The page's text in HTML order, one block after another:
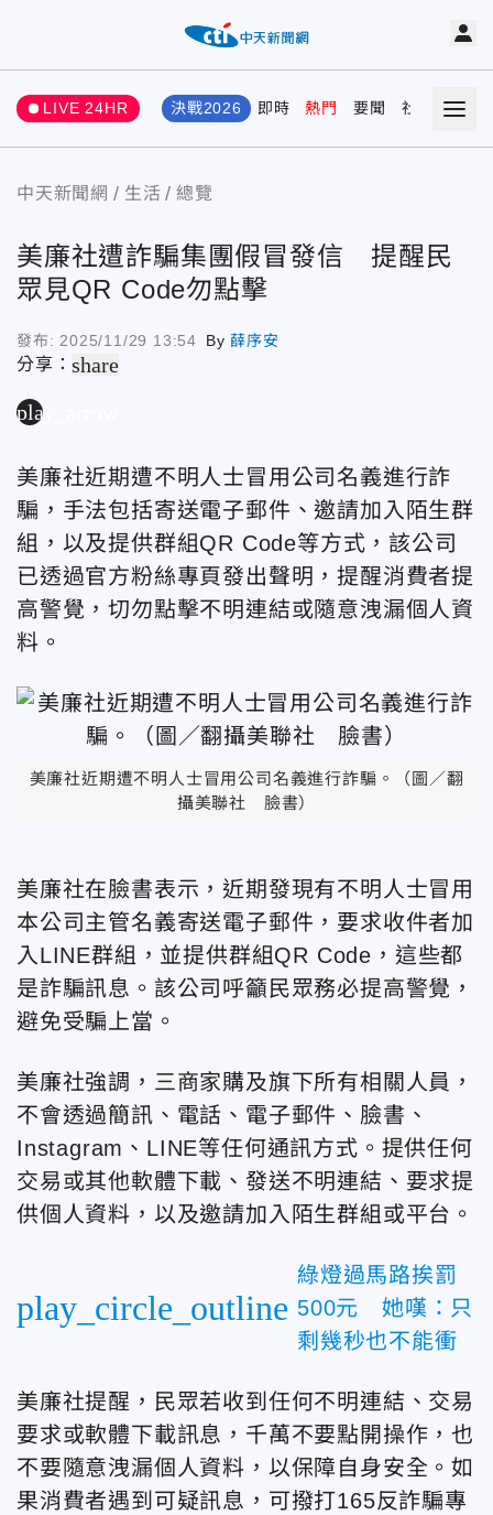
LIVE 24HR 決戰2026 即時 熱門 要聞 社會 娛樂
中天新聞網 生活 總覽
美廉社遭詐騙集團假冒發信 提醒民
眾見QR Code勿點擊
發布: 2025/11/29 13:54 By薛序安
分享：share
play_arrow
美廉社近期遭不明人士冒用公司名義進行詐
騙，手法包括寄送電子郵件、邀請加入陌生群
組，以及提供群組QR Code等方式，該公司
已透過官方粉絲專頁發出聲明，提醒消費者提
高警覺，切勿點擊不明連結或隨意洩漏個人資
料。
美廉社近期遭不明人士冒用公司名義進行詐騙。（圖／翻
攝美聯社 臉書）
美廉社在臉書表示，近期發現有不明人士冒用
本公司主管名義寄送電子郵件，要求收件者加
入LINE群組，並提供群組QR Code，這些都
是詐騙訊息。該公司呼籲民眾務必提高警覺，
避免受騙上當。
美廉社強調，三商家購及旗下所有相關人員，
不會透過簡訊、電話、電子郵件、臉書、
Instagram、LINE等任何通訊方式。提供任何
交易或其他軟體下載、發送不明連結、要求提
供個人資料，以及邀請加入陌生群組或平台。
play_circle_outline
綠燈過馬路挨罰
500元 她嘆：只
剩幾秒也不能衝
美廉社提醒，民眾若收到任何不明連結、交易
要求或軟體下載訊息，千萬不要點開操作，也
不要隨意洩漏個人資料，以保障自身安全。如
果消費者遇到可疑訊息，可撥打165反詐騙專